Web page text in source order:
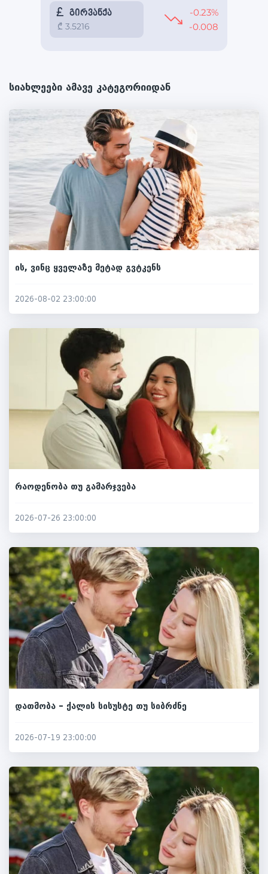
სიახლეები ამავე კატეგორიიდან
ის, ვინც ყველაზე მეტად გვტკენს
2026-08-02 23:00:00
რაოდენობა თუ გამარჯვება
2026-07-26 23:00:00
დათმობა – ქალის სისუსტე თუ სიბრძნე
2026-07-19 23:00:00